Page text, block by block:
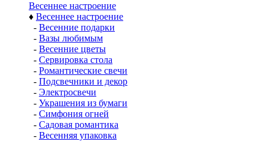
Весеннее настроение
♦ Весеннее настроение
- Весенние подарки
- Вазы любимым
- Весенние цветы
- Сервировка стола
- Романтические свечи
- Подсвечники и декор
- Электросвечи
- Украшения из бумаги
- Симфония огней
- Садовая романтика
- Весенняя упаковка